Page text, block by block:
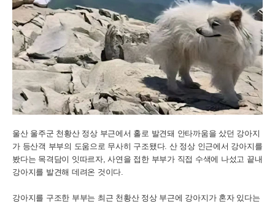
울산 울주군 천황산 정상 부근에서 홀로 발견돼 안타까움을 샀던 강아지
가 등산객 부부의 도움으로 무사히 구조됐다. 산 정상 인근에서 강아지를
봤다는 목격담이 잇따르자, 사연을 접한 부부가 직접 수색에 나섰고 끝내
강아지를 발견해 데려온 것이다.
강아지를 구조한 부부는 최근 천황산 정상 부근에 강아지가 혼자 있다는